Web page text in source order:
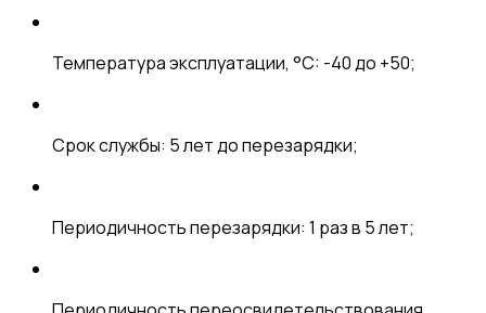
Температура эксплуатации, °C: -40 до +50;
Срок службы: 5 лет до перезарядки;
Периодичность перезарядки: 1 раз в 5 лет;